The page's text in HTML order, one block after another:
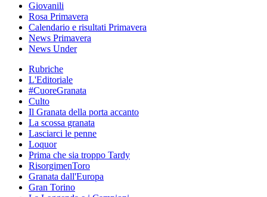
Giovanili
Rosa Primavera
Calendario e risultati Primavera
News Primavera
News Under
Rubriche
L'Editoriale
#CuoreGranata
Culto
Il Granata della porta accanto
La scossa granata
Lasciarci le penne
Loquor
Prima che sia troppo Tardy
RisorgimenToro
Granata dall'Europa
Gran Torino